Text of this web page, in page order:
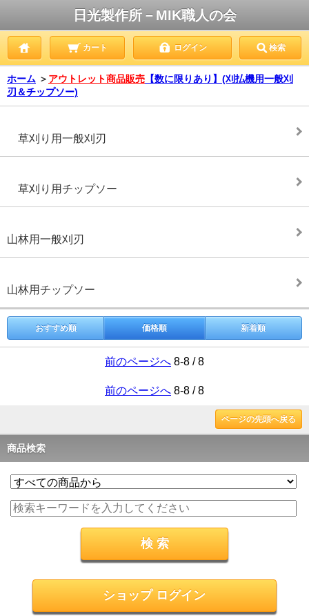
日光製作所－MIK職人の会
カート ログイン 検索
ホーム ＞ アウトレット商品販売 【数に限りあり】(刈払機用一般刈
刃＆チップソー)
草刈り用一般刈刃
草刈り用チップソー
山林用一般刈刃
山林用チップソー
おすすめ順 価格順 新着順
前のページへ 8-8 / 8
前のページへ 8-8 / 8
ページの先頭へ戻る
商品検索
ショップ ログイン